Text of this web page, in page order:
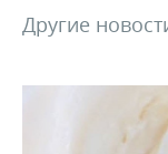
Другие